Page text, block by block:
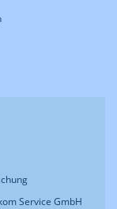
Service GmbH